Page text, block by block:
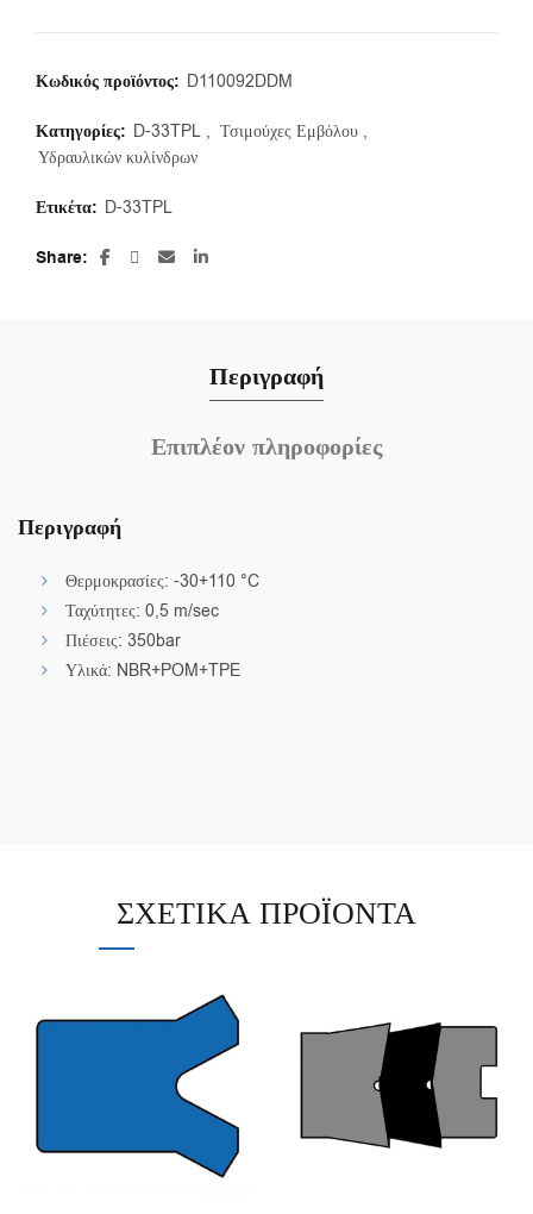
Κωδικός προϊόντος: D110092DDM
Κατηγορίες: D-33TPL , Τσιμούχες Εμβόλου ,
Υδραυλικών κυλίνδρων
Ετικέτα: D-33TPL
Share
Περιγραφή
Επιπλέον πληροφορίες
Περιγραφή
Θερμοκρασίες: -30+110 °C
Ταχύτητες: 0,5 m/sec
Πιέσεις: 350bar
Υλικά: NBR+POM+TPE
ΣΧΕΤΙΚΆ ΠΡΟΪΌΝΤΑ